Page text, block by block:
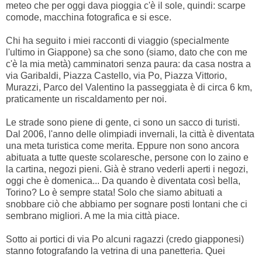
meteo che per oggi dava pioggia c'è il sole, quindi: scarpe
comode, macchina fotografica e si esce.
Chi ha seguito i miei racconti di viaggio (specialmente
l'ultimo in Giappone) sa che sono (siamo, dato che con me
c'è la mia metà) camminatori senza paura: da casa nostra a
via Garibaldi, Piazza Castello, via Po, Piazza Vittorio,
Murazzi, Parco del Valentino la passeggiata è di circa 6 km,
praticamente un riscaldamento per noi.
Le strade sono piene di gente, ci sono un sacco di turisti.
Dal 2006, l'anno delle olimpiadi invernali, la città è diventata
una meta turistica come merita. Eppure non sono ancora
abituata a tutte queste scolaresche, persone con lo zaino e
la cartina, negozi pieni. Già è strano vederli aperti i negozi,
oggi che è domenica... Da quando è diventata così bella,
Torino? Lo è sempre stata! Solo che siamo abituati a
snobbare ciò che abbiamo per sognare posti lontani che ci
sembrano migliori. A me la mia città piace.
Sotto ai portici di via Po alcuni ragazzi (credo giapponesi)
stanno fotografando la vetrina di una panetteria. Quei